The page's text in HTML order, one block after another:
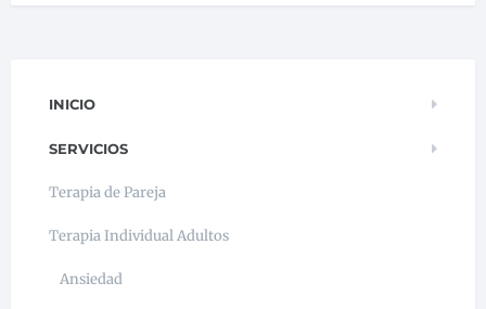
INICIO
SERVICIOS
Terapia de Pareja
Terapia Individual Adultos
Ansiedad